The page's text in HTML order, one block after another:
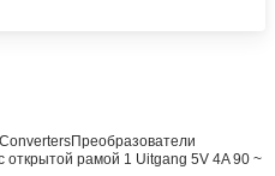
открытой рамой 1 Uitgang 5V 4A 90 ~